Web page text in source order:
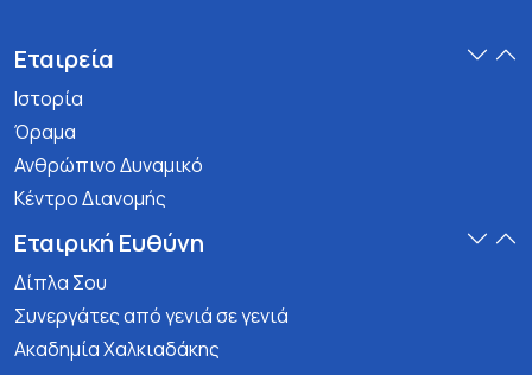
Εταιρεία
Ιστορία
Όραμα
Ανθρώπινο Δυναμικό
Κέντρο Διανομής
Εταιρική Ευθύνη
Δίπλα Σου
Συνεργάτες από γενιά σε γενιά
Ακαδημία Χαλκιαδάκης